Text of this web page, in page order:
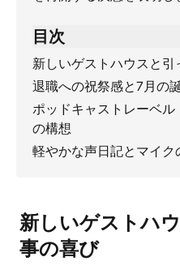
目次
新しいゲストハウスと
退職への祝祭感と7月の
ポッドキャストレーベル
の構想
軽やかな声日記とマイク
新しいゲストハ
事の喜び